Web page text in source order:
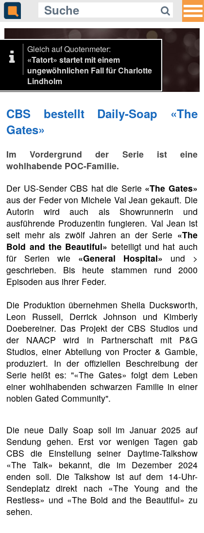
Gleich auf Quotenmeter:
«Tatort» startet mit einem
ungewöhnlichen Fall für Charlotte
Lindholm
CBS bestellt Daily-Soap «The
Gates»
Im Vordergrund der Serie ist eine
wohlhabende POC-Familie.
Der US-Sender CBS hat die Serie «The Gates»
aus der Feder von Michele Val Jean gekauft. Die
Autorin wird auch als Showrunnerin und
ausführende Produzentin fungieren. Val Jean ist
seit mehr als zwölf Jahren an der Serie «The
Bold and the Beautiful» beteiligt und hat auch
für Serien wie «General Hospital» und >
geschrieben. Bis heute stammen rund 2000
Episoden aus ihrer Feder.
Die Produktion übernehmen Sheila Ducksworth,
Leon Russell, Derrick Johnson und Kimberly
Doebereiner. Das Projekt der CBS Studios und
der NAACP wird in Partnerschaft mit P&G
Studios, einer Abteilung von Procter & Gamble,
produziert. In der offiziellen Beschreibung der
Serie heißt es: "«The Gates» folgt dem Leben
einer wohlhabenden schwarzen Familie in einer
noblen Gated Community".
Die neue Daily Soap soll im Januar 2025 auf
Sendung gehen. Erst vor wenigen Tagen gab
CBS die Einstellung seiner Daytime-Talkshow
«The Talk» bekannt, die im Dezember 2024
enden soll. Die Talkshow ist auf dem 14-Uhr-
Sendeplatz direkt nach «The Young and the
Restless» und «The Bold and the Beautiful» zu
sehen.